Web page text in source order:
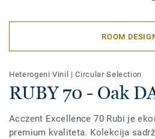
ROOM
Heterogeni Vinil |Circular Selection
RUBY 70 - Oak
Acczent Excellence 70 Rubi je
premium kvaliteta. Kolekcija